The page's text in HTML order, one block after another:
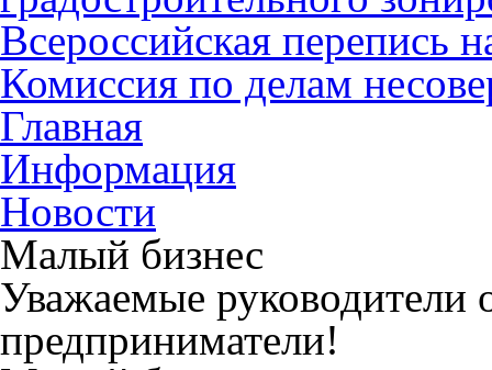
Всероссийская перепись
Комиссия по делам
Главная
Информация
Новости
Малый бизнес
Уважаемые руководители
предприниматели!